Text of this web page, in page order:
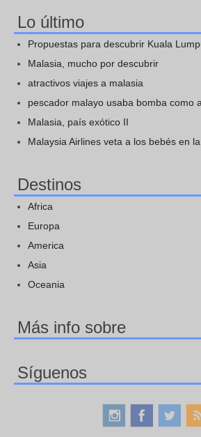
Lo último
Propuestas para descubrir Kuala
Malasia, mucho por descubrir
atractivos viajes a malasia
pescador malayo usaba bomba como
Malasia, país exótico II
Malaysia Airlines veta a los bebés en
Destinos
Africa
Europa
America
Asia
Oceania
Más info sobre
Síguenos